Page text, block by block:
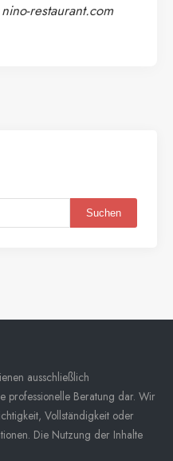
restaurant.com
Suchen
ausschließlich
professionelle Beratung dar. Wir
Vollständigkeit oder
Die Nutzung der Inhalte